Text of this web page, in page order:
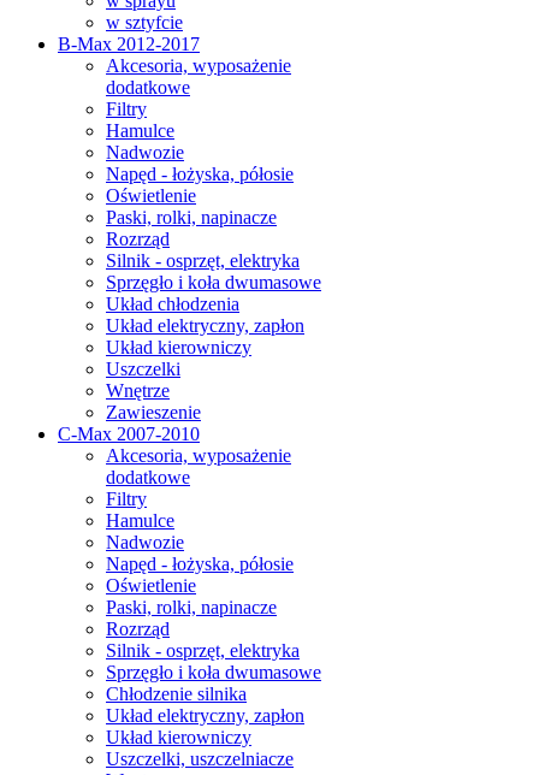
w sztyfcie
B-Max 2012-2017
Akcesoria, wyposażenie
dodatkowe
Filtry
Hamulce
Nadwozie
Napęd - łożyska, półosie
Oświetlenie
Paski, rolki, napinacze
Rozrząd
Silnik - osprzęt, elektryka
Sprzęgło i koła dwumasowe
Układ chłodzenia
Układ elektryczny, zapłon
Układ kierowniczy
Uszczelki
Wnętrze
Zawieszenie
C-Max 2007-2010
Akcesoria, wyposażenie
dodatkowe
Filtry
Hamulce
Nadwozie
Napęd - łożyska, półosie
Oświetlenie
Paski, rolki, napinacze
Rozrząd
Silnik - osprzęt, elektryka
Sprzęgło i koła dwumasowe
Chłodzenie silnika
Układ elektryczny, zapłon
Układ kierowniczy
Uszczelki, uszczelniacze